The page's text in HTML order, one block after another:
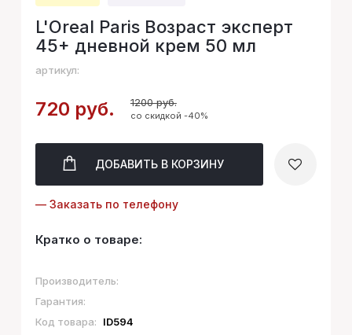
L'Oreal Paris Возраст эксперт
45+ дневной крем 50 мл
артикул:
720 руб. 1200 руб.
со скидкой -40%
ДОБАВИТЬ В КОРЗИНУ
— Заказать по телефону
Кратко о товаре:
Производитель:
Гарантия:
Код товара:
ID594